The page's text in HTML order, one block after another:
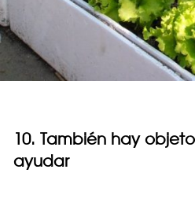
10. También hay
ayudar